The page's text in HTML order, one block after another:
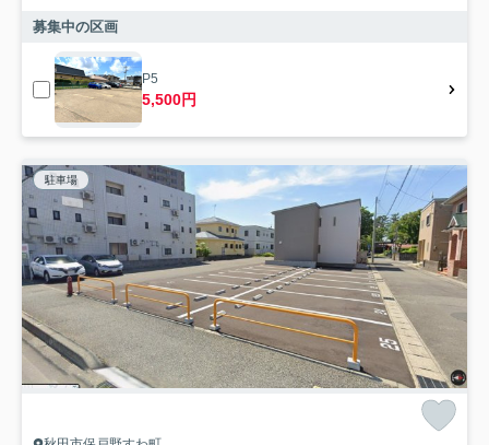
募集中の区画
P5
5,500円
駐車場